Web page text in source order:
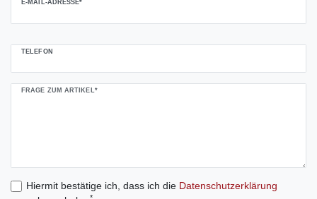
E-MAIL-ADRESSE*
TELEFON
FRAGE ZUM ARTIKEL*
Hiermit bestätige ich, dass ich die Daten­schutz­erklärung